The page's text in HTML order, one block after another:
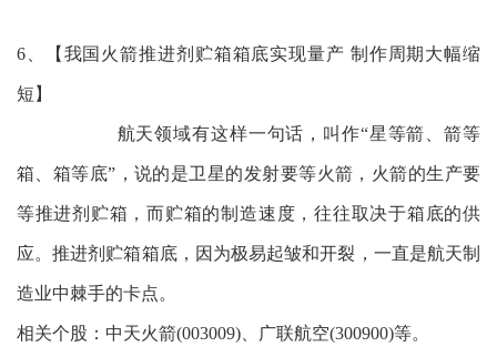
6、【我国火箭推进剂贮箱箱底实现量产 制作周期大幅缩
短】
航天领域有这样一句话，叫作“星等箭、箭等
箱、箱等底”，说的是卫星的发射要等火箭，火箭的生产要
等推进剂贮箱，而贮箱的制造速度，往往取决于箱底的供
应。推进剂贮箱箱底，因为极易起皱和开裂，一直是航天制
造业中棘手的卡点。
相关个股：中天火箭(003009)、广联航空(300900)等。